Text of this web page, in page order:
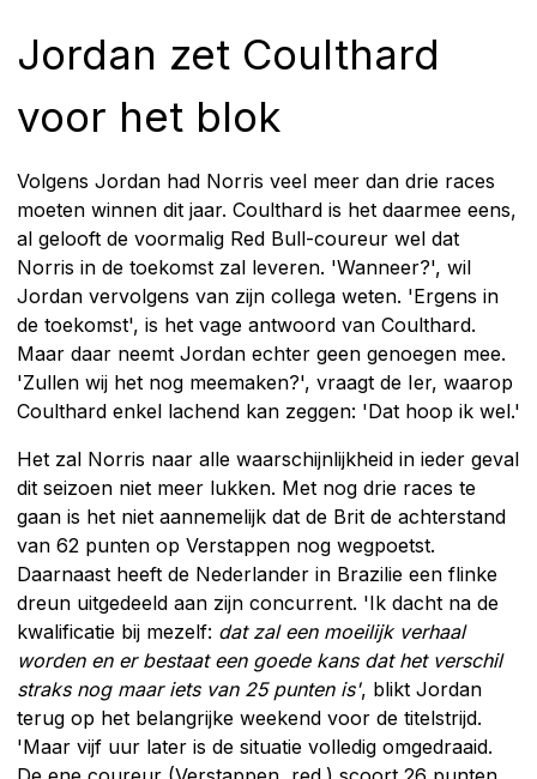
Jordan zet Coulthard
voor het blok
Volgens Jordan had Norris veel meer dan drie races
moeten winnen dit jaar. Coulthard is het daarmee eens,
al gelooft de voormalig Red Bull-coureur wel dat
Norris in de toekomst zal leveren. 'Wanneer?', wil
Jordan vervolgens van zijn collega weten. 'Ergens in
de toekomst', is het vage antwoord van Coulthard.
Maar daar neemt Jordan echter geen genoegen mee.
'Zullen wij het nog meemaken?', vraagt de Ier, waarop
Coulthard enkel lachend kan zeggen: 'Dat hoop ik wel.'
Het zal Norris naar alle waarschijnlijkheid in ieder geval
dit seizoen niet meer lukken. Met nog drie races te
gaan is het niet aannemelijk dat de Brit de achterstand
van 62 punten op Verstappen nog wegpoetst.
Daarnaast heeft de Nederlander in Brazilie een flinke
dreun uitgedeeld aan zijn concurrent. 'Ik dacht na de
kwalificatie bij mezelf: dat zal een moeilijk verhaal
worden en er bestaat een goede kans dat het verschil
straks nog maar iets van 25 punten is', blikt Jordan
terug op het belangrijke weekend voor de titelstrijd.
'Maar vijf uur later is de situatie volledig omgedraaid.